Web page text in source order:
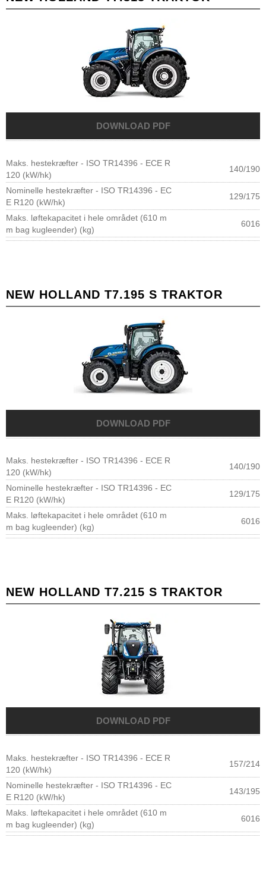
Maks. hestekræfter - ISO TR14396 - ECE R
120 (kW/hk)
140/190
Nominelle hestekræfter - ISO TR14396 - EC
E R120 (kW/hk)
129/175
Maks. løftekapacitet i hele området (610 m
m bag kugleender) (kg)
6016
NEW HOLLAND T7.195 S TRAKTOR
Maks. hestekræfter - ISO TR14396 - ECE R
120 (kW/hk)
140/190
Nominelle hestekræfter - ISO TR14396 - EC
E R120 (kW/hk)
129/175
Maks. løftekapacitet i hele området (610 m
m bag kugleender) (kg)
6016
NEW HOLLAND T7.215 S TRAKTOR
Maks. hestekræfter - ISO TR14396 - ECE R
120 (kW/hk)
157/214
Nominelle hestekræfter - ISO TR14396 - EC
E R120 (kW/hk)
143/195
Maks. løftekapacitet i hele området (610 m
m bag kugleender) (kg)
6016